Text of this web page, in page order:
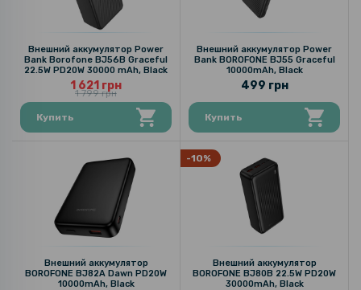
Внешний аккумулятор Power
Bank Borofone BJ56B Graceful
22.5W PD20W 30000 mAh, Black
1 621 грн
1 799 грн
Купить
Внешний аккумулятор Power
Bank BOROFONE BJ55 Graceful
10000mAh, Black
499 грн
Купить
Внешний аккумулятор
BOROFONE BJ82A Dawn PD20W
10000mAh, Black
-10%
Внешний аккумулятор
BOROFONE BJ80B 22.5W PD20W
30000mAh, Black